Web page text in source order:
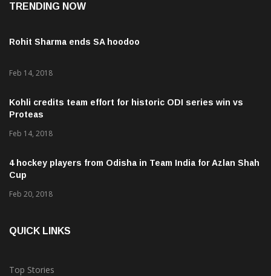
TRENDING NOW
Rohit Sharma ends SA hoodoo
Feb 14, 2018
Kohli credits team effort for historic ODI series win vs
Proteas
Feb 14, 2018
4 hockey players from Odisha in Team India for Azlan Shah
Cup
Feb 20, 2018
QUICK LINKS
Top Stories